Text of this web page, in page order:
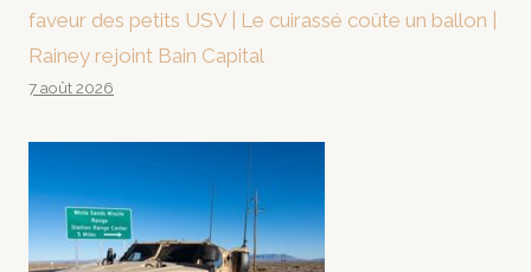
faveur des petits USV | Le cuirassé coûte un ballon |
Rainey rejoint Bain Capital
7 août 2026